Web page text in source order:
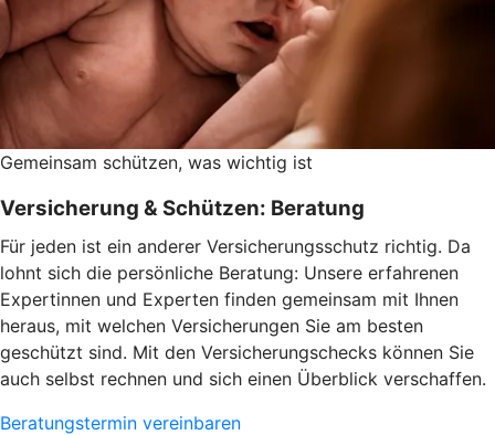
Gemeinsam schützen, was wichtig ist
Versicherung & Schützen: Beratung
Für jeden ist ein anderer Versicherungsschutz richtig. Da
lohnt sich die persönliche Beratung: Unsere erfahrenen
Expertinnen und Experten finden gemeinsam mit Ihnen
heraus, mit welchen Versicherungen Sie am besten
geschützt sind. Mit den Versicherungschecks können Sie
auch selbst rechnen und sich einen Überblick verschaffen.
Beratungstermin vereinbaren